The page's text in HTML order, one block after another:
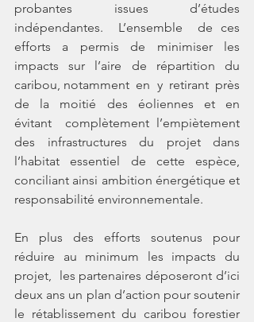
probantes  issues  d’études
indépendantes.  L’ensemble  de ces
efforts  a  permis  de  minimiser  les
impacts  sur  l’aire  de  répartition  du
caribou, notamment  en  y  retirant  près
de  la  moitié  des  éoliennes  et  en
évitant  complètement l’empiètement
des  infrastructures  du  projet  dans
l’habitat  essentiel  de  cette  espèce,
conciliant ainsi ambition énergétique et
responsabilité environnementale.
En  plus  des  efforts  soutenus  pour
réduire  au  minimum  les  impacts  du
projet,  les partenaires déposeront d’ici
deux ans un plan d’action pour soutenir
le rétablissement du caribou forestier